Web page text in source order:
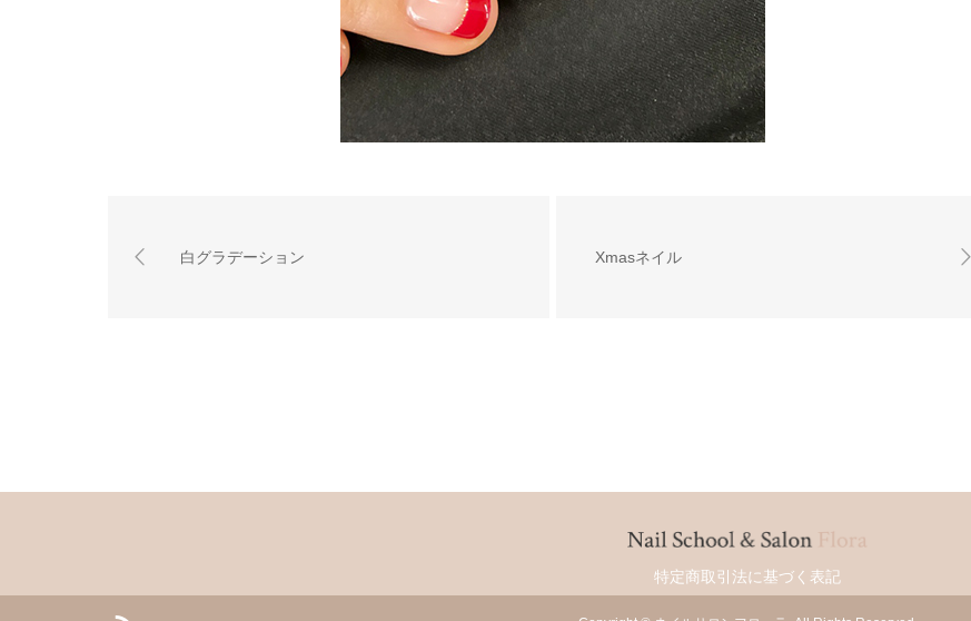
白グラデーション Xmasネイル
特定商取引法に基づく表記